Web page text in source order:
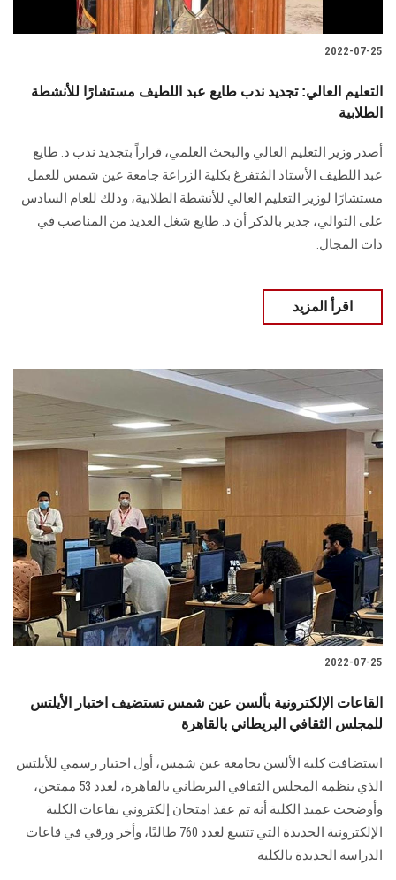
2022-07-25
التعليم العالي: تجديد ندب طايع عبد اللطيف مستشارًا للأنشطة
الطلابية
أصدر وزير التعليم العالي والبحث العلمي، قراراً بتجديد ندب د. طايع
عبد اللطيف الأستاذ المُتفرغ بكلية الزراعة جامعة عين شمس للعمل
مستشارًا لوزير التعليم العالي للأنشطة الطلابية، وذلك للعام السادس
على التوالي، جدير بالذكر أن د. طايع شغل العديد من المناصب في
ذات المجال.
اقرأ المزيد
2022-07-25
القاعات الإلكترونية بألسن عين شمس تستضيف اختبار الأيلتس
للمجلس الثقافي البريطاني بالقاهرة
استضافت كلية الألسن بجامعة عين شمس، أول اختبار رسمي للأيلتس
الذي ينظمه المجلس الثقافي البريطاني بالقاهرة، لعدد 53 ممتحن،
وأوضحت عميد الكلية أنه تم عقد امتحان إلكتروني بقاعات الكلية
الإلكترونية الجديدة التي تتسع لعدد 760 طالبًا، وأخر ورقي في قاعات
الدراسة الجديدة بالكلية